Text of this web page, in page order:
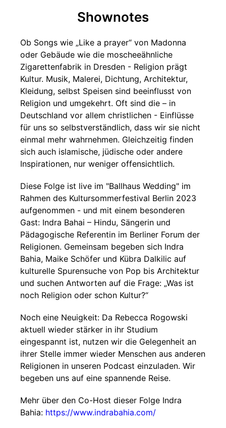
Shownotes
Ob Songs wie „Like a prayer“ von Madonna
oder Gebäude wie die moscheeähnliche
Zigarettenfabrik in Dresden - Religion prägt
Kultur. Musik, Malerei, Dichtung, Architektur,
Kleidung, selbst Speisen sind beeinflusst von
Religion und umgekehrt. Oft sind die – in
Deutschland vor allem christlichen - Einflüsse
für uns so selbstverständlich, dass wir sie nicht
einmal mehr wahrnehmen. Gleichzeitig finden
sich auch islamische, jüdische oder andere
Inspirationen, nur weniger offensichtlich.
Diese Folge ist live im "Ballhaus Wedding" im
Rahmen des Kultursommerfestival Berlin 2023
aufgenommen - und mit einem besonderen
Gast: Indra Bahai – Hindu, Sängerin und
Pädagogische Referentin im Berliner Forum der
Religionen. Gemeinsam begeben sich Indra
Bahia, Maike Schöfer und Kübra Dalkilic auf
kulturelle Spurensuche von Pop bis Architektur
und suchen Antworten auf die Frage: „Was ist
noch Religion oder schon Kultur?“
Noch eine Neuigkeit: Da Rebecca Rogowski
aktuell wieder stärker in ihr Studium
eingespannt ist, nutzen wir die Gelegenheit an
ihrer Stelle immer wieder Menschen aus anderen
Religionen in unseren Podcast einzuladen. Wir
begeben uns auf eine spannende Reise.
Mehr über den Co-Host dieser Folge Indra
Bahia: https://www.indrabahia.com/